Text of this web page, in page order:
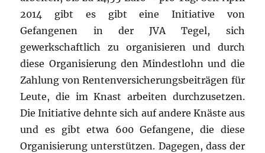
2014 gibt es gibt eine Initiative von
Gefangenen in der JVA Tegel, sich
gewerkschaftlich zu organisieren und durch
diese Organisierung den Mindestlohn und die
Zahlung von Rentenversicherungsbeiträgen für
Leute, die im Knast arbeiten durchzusetzen.
Die Initiative dehnte sich auf andere Knäste aus
und es gibt etwa 600 Gefangene, die diese
Organisierung unterstützen. Dagegen, dass der